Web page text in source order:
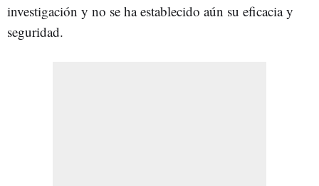
investigación y no se ha establecido aún su eficacia y
seguridad.